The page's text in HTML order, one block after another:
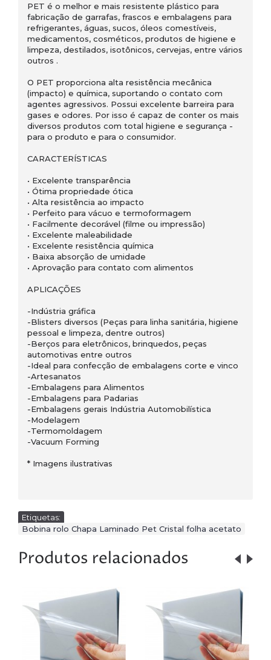
PET é o melhor e mais resistente plástico para
fabricação de garrafas, frascos e embalagens para
refrigerantes, águas, sucos, óleos comestíveis,
medicamentos, cosméticos, produtos de higiene e
limpeza, destilados, isotônicos, cervejas, entre vários
outros .
O PET proporciona alta resistência mecânica
(impacto) e química, suportando o contato com
agentes agressivos. Possui excelente barreira para
gases e odores. Por isso é capaz de conter os mais
diversos produtos com total higiene e segurança -
para o produto e para o consumidor.
CARACTERÍSTICAS
• Excelente transparência
• Ótima propriedade ótica
• Alta resistência ao impacto
• Perfeito para vácuo e termoformagem
• Facilmente decorável (filme ou impressão)
• Excelente maleabilidade
• Excelente resistência química
• Baixa absorção de umidade
• Aprovação para contato com alimentos
APLICAÇÕES
-Indústria gráfica
-Blisters diversos (Peças para linha sanitária, higiene
pessoal e limpeza, dentre outros)
-Berços para eletrônicos, brinquedos, peças
automotivas entre outros
-Ideal para confecção de embalagens corte e vinco
-Artesanatos
-Embalagens para Alimentos
-Embalagens para Padarias
-Embalagens gerais Indústria Automobilística
-Modelagem
-Termomoldagem
-Vacuum Forming
* Imagens ilustrativas
Etiquetas:
Bobina rolo Chapa Laminado Pet Cristal folha acetato
Produtos relacionados